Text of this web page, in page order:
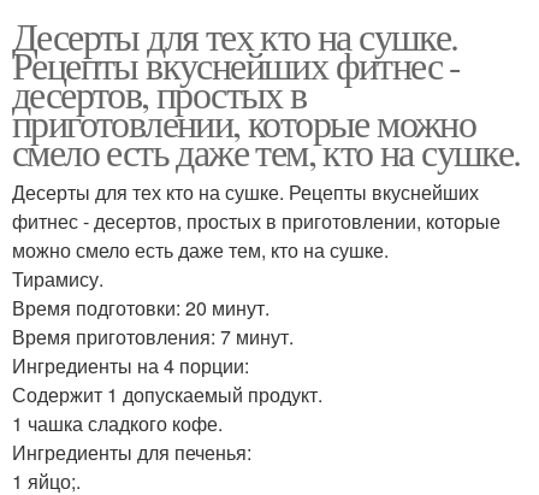
Десерты для тех кто на сушке.
Рецепты вкуснейших фитнес -
десертов, простых в
приготовлении, которые можно
смело есть даже тем, кто на сушке.
Десерты для тех кто на сушке. Рецепты вкуснейших
фитнес - десертов, простых в приготовлении, которые
можно смело есть даже тем, кто на сушке.
Тирамису.
Время подготовки: 20 минут.
Время приготовления: 7 минут.
Ингредиенты на 4 порции:
Содержит 1 допускаемый продукт.
1 чашка сладкого кофе.
Ингредиенты для печенья:
1 яйцо;.